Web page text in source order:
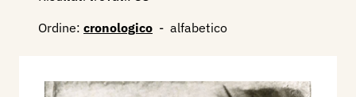
Ordine: cronologico - alfabetico